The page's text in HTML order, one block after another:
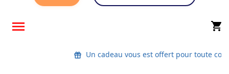
 shopping_cart
Un cadeau vous est offert pour toute